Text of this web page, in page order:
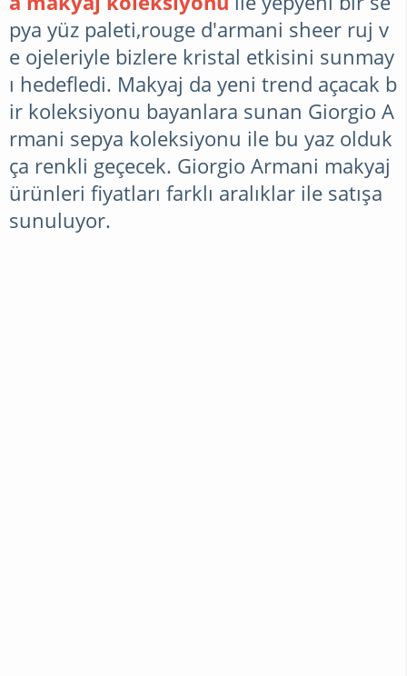
pya yüz paleti,rouge d'armani sheer ruj v
e ojeleriyle bizlere kristal etkisini sunmay
ı hedefledi. Makyaj da yeni trend açacak b
ir koleksiyonu bayanlara sunan Giorgio A
rmani sepya koleksiyonu ile bu yaz olduk
ça renkli geçecek. Giorgio Armani makyaj
ürünleri fiyatları farklı aralıklar ile satışa
sunuluyor.